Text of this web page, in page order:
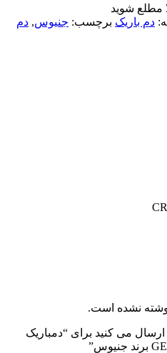
مطلع شوید
دم باریک برچسب: جنیوس, دم
نشده است.
ارسال می کنید برای “دمباریک